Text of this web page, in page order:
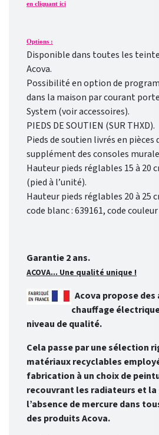
en cliquant ici
Options :
Disponible dans toutes les
Acova.
Possibilité en option de
dans la maison par courant
System (voir accessoires).
PIEDS DE SOUTIEN (SUR THXD).
Pieds de soutien livrés en pièces
supplément des consoles
Hauteur pieds réglables 15 à 20
(pied à l’unité).
Hauteur pieds réglables 20 à 25
code blanc : 639161, code couleur
Garantie 2 ans.
ACOVA... Une qualité unique !
Acova propose des
chauffage
niveau de qualité.
Cela passe par une sélection
matériaux recyclables
fabrication à un choix de
recouvrant les radiateurs et
l’absence de mercure dans
des produits Acova.